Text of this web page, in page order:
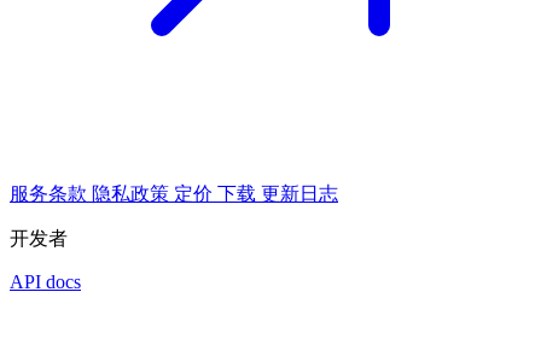
服务条款 隐私政策 定价 下载 更新日志
开发者
API docs